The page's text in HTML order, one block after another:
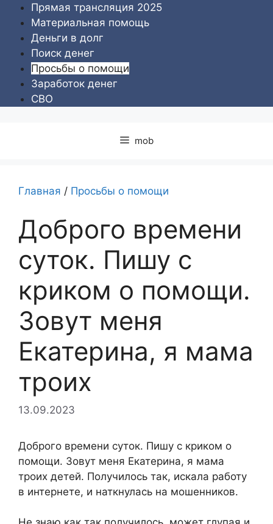
Перейти
содержимому
Прямая трансляция 2025
Материальная помощь
Деньги в долг
Поиск денег
Просьбы о помощи
Заработок денег
СВО
mob
Главная / Просьбы о помощи
Доброго времени
суток. Пишу с
криком о помощи.
Зовут меня
Екатерина, я мама
троих
13.09.2023
Доброго времени суток. Пишу с криком о
помощи. Зовут меня Екатерина, я мама
троих детей. Получилось так, искала работу
в интернете, и наткнулась на мошенников.